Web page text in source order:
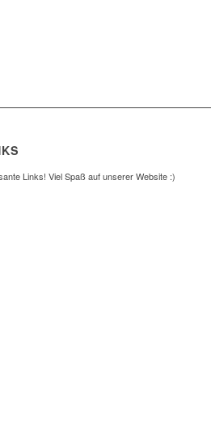
Links! Viel Spaß auf unserer Website :)